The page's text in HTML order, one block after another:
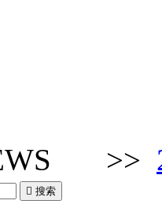
>>
 搜索